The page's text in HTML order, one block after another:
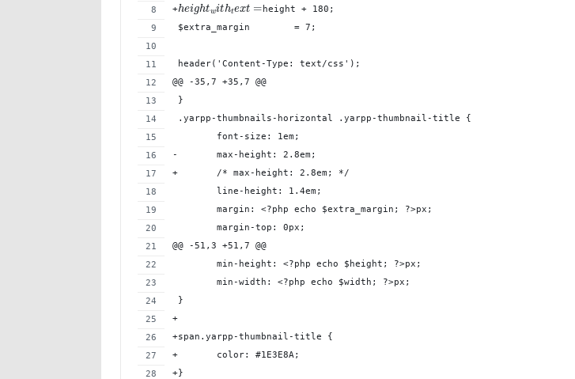
+
height + 180;
$extra_margin        = 7;
header('Content-Type: text/css');
@@ -35,7 +35,7 @@
}
.yarpp-thumbnails-horizontal .yarpp-thumbnail-title {
font-size: 1em;
-	max-height: 2.8em;
+	/* max-height: 2.8em; */
line-height: 1.4em;
margin: <?php echo $extra_margin; ?>px;
margin-top: 0px;
@@ -51,3 +51,7 @@
min-height: <?php echo $height; ?>px;
min-width: <?php echo $width; ?>px;
}
+
+span.yarpp-thumbnail-title {
+	color: #1E3E8A;
+}